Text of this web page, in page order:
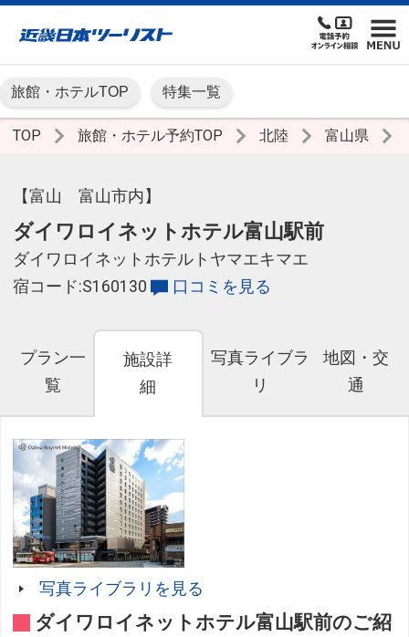
旅館・ホテルTOP 特集一覧
TOP 旅館・ホテル予約TOP 北陸 富山県
【富山 富山市内】
ダイワロイネットホテル富山駅前
ダイワロイネットホテルトヤマエキマエ
宿コード:S160130
口コミを見る
プラン一
覧
施設詳
細
写真ライブラ
リ
地図・交
通
写真ライブラリを見る
ダイワロイネットホテル富山駅前のご紹